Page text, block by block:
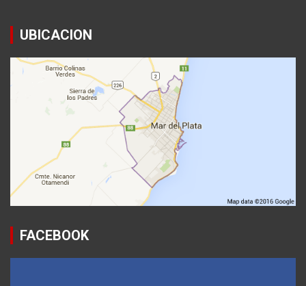
UBICACION
FACEBOOK